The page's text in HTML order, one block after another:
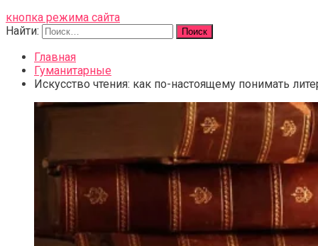
кнопка режима сайта
Найти:
Главная
Гуманитарные
Искусство чтения: как по-настоящему понимать